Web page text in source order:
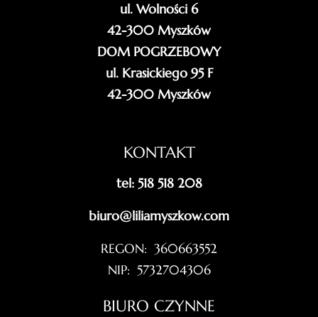
ul. Wolności 6
42-300 Myszków
DOM POGRZEBOWY
ul. Krasickiego 95 F
42-300 Myszków
KONTAKT
tel: 518 518 208
biuro@liliamyszkow.com
REGON: 360663552
NIP: 5732704306
BIURO CZYNNE